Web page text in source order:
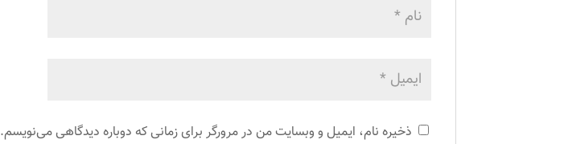
ذخیره نام، ایمیل و وبسایت من در مرورگر برای زمانی که دوباره دیدگاهی می‌نویسم.